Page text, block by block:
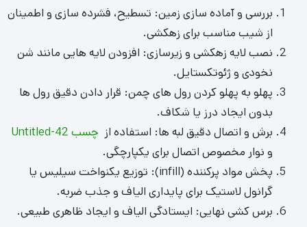
زیادی دارد.
الیاف پلی اتیلن (PE): نرم تر، ظاهر طبیعی تر و برای زمین هایی که
کاربری ورزشی نیاز به راحتی دارد بسیار مناسب است.
الیاف پلی پروپیلن (PP): سبک تر و اقتصادی تر، برای استفاده
های عمومی و تمرینی مناسب است.
زیره مقاوم: اغلب دارای زیره ی پلیمری ضد لغزش و زهکشی دار
است تا آب باران سریع خارج شود و سطح ایمن بماند.
در مجموع، ترکیب این مواد باعث می شود Untitled-42 پینت
بال دوام بالا، ایمنی بهتر و عملکردی مطلوب در فضای بازی داشته
باشد.